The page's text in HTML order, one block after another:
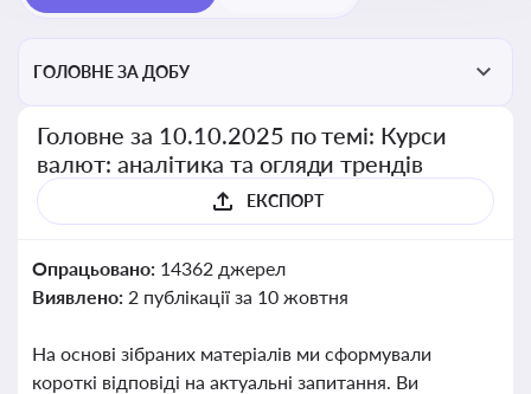
ГОЛОВНЕ ЗА ДОБУ
Головне за 10.10.2025 по темі: Курси
валют: аналітика та огляди трендів
ЕКСПОРТ
Опрацьовано: 14362 джерел
Виявлено: 2 публікації за 10 жовтня
На основі зібраних матеріалів ми сформували
короткі відповіді на актуальні запитання. Ви